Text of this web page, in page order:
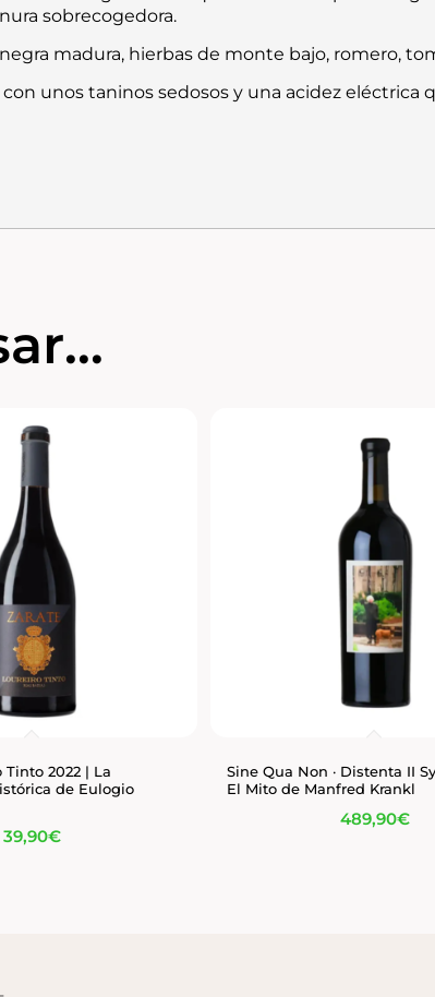
sobrecogedora.
madura, hierbas de monte bajo, romero,
con unos taninos sedosos y una acidez
Tinto 2022 | La
de Eulogio
39,90€
Sine Qua Non · Distenta II
El Mito de Manfred Krankl
489,90€